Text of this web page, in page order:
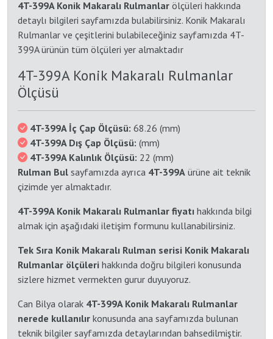
4T-399A Konik Makaralı Rulmanlar ölçüleri hakkında
detaylı bilgileri sayfamızda bulabilirsiniz. Konik Makaralı
Rulmanlar ve çeşitlerini bulabileceğiniz sayfamızda 4T-
399A ürünün tüm ölçüleri yer almaktadır
4T-399A Konik Makaralı Rulmanlar
Ölçüsü
4T-399A İç Çap Ölçüsü: 68.26 (mm)
4T-399A Dış Çap Ölçüsü: (mm)
4T-399A Kalınlık Ölçüsü: 22 (mm)
Rulman Bul sayfamızda ayrıca 4T-399A ürüne ait teknik
çizimde yer almaktadır.
4T-399A Konik Makaralı Rulmanlar fiyatı hakkında bilgi
almak için aşağıdaki iletişim formunu kullanabilirsiniz.
Tek Sıra Konik Makaralı Rulman serisi Konik Makaralı
Rulmanlar ölçüleri hakkında doğru bilgileri konusunda
sizlere hizmet vermekten gurur duyuyoruz.
Can Bilya olarak 4T-399A Konik Makaralı Rulmanlar
nerede kullanılır konusunda ana sayfamızda bulunan
teknik bilgiler sayfamızda detaylarından bahsedilmiştir.